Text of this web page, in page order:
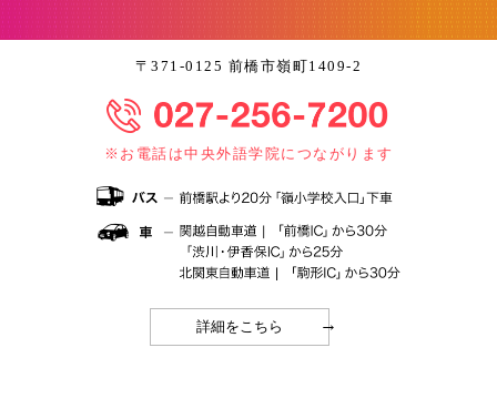
〒371-0125 前橋市嶺町1409-2
※お電話は中央外語学院につながります
詳細をこちら →